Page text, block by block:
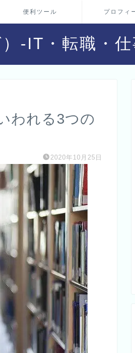
便利ツール プロフィ
-IT・転職・
われる3つの
2020年10月25日